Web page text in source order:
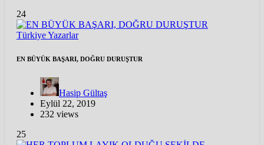
24
TürkiyeYazarlar
EN BÜYÜK BAŞARI, DOĞRU DURUŞTUR
Hasip Gültaş
Eylül 22, 2019
232 views
25